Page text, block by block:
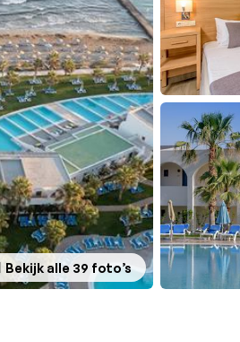
Bekijk alle 39 foto’s